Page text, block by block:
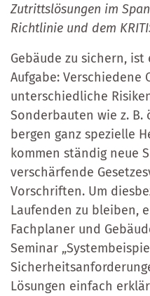
Zutrittslösungen im
Richtlinie und dem
Gebäude zu sichern,
Aufgabe: Verschiedene
unterschiedliche
Sonderbauten wie z. B.
bergen ganz spezielle
kommen ständig neue
verschärfende
Vorschriften. Um
Laufenden zu bleiben,
Fachplaner und
Seminar
Lösungen einfach